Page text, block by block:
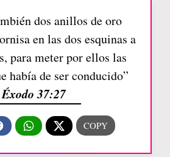
dos anillos de oro
en las dos esquinas a
para meter por ellos las
había de ser conducido”
Éxodo 37:27